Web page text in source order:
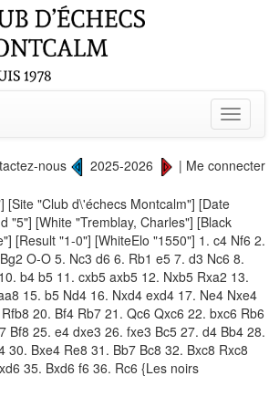
Toggle
nous 2025-2026 | Me connecter
[Site "Club d\'échecs Montcalm"] [Date
"5"] [White "Tremblay, Charles"] [Black
[Result "1-0"] [WhiteElo "1550"] 1. c4 Nf6 2.
O-O 5. Nc3 d6 6. Rb1 e5 7. d3 Nc6 8.
b4 b5 11. cxb5 axb5 12. Nxb5 Rxa2 13.
15. b5 Nd4 16. Nxd4 exd4 17. Ne4 Nxe4
20. Bf4 Rb7 21. Qc6 Qxc6 22. bxc6 Rb6
Bf8 25. e4 dxe3 26. fxe3 Bc5 27. d4 Bb4 28.
30. Bxe4 Re8 31. Bb7 Bc8 32. Bxc8 Rxc8
35. Bxd6 f6 36. Rc6 {Les noirs